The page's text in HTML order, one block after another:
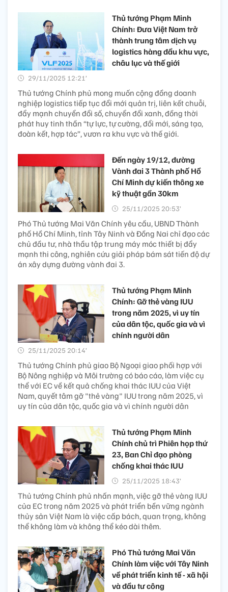
Thủ tướng Phạm Minh
Chính: Đưa Việt Nam trở
thành trung tâm dịch vụ
logistics hàng đầu khu vực,
châu lục và thế giới
29/11/2025 12:21’
Thủ tướng Chính phủ mong muốn cộng đồng doanh
nghiệp logistics tiếp tục đổi mới quản trị, liên kết chuỗi,
đẩy mạnh chuyển đổi số, chuyển đổi xanh, đồng thời
phát huy tinh thần “tự lực, tự cường, đổi mới, sáng tạo,
đoàn kết, hợp tác”, vươn ra khu vực và thế giới.
Đến ngày 19/12, đường
Vành đai 3 Thành phố Hồ
Chí Minh dự kiến thông xe
kỹ thuật gần 30km
25/11/2025 20:53’
Phó Thủ tướng Mai Văn Chính yêu cầu, UBND Thành
phố Hồ Chí Minh, tỉnh Tây Ninh và Đồng Nai chỉ đạo các
chủ đầu tư, nhà thầu tập trung máy móc thiết bị đẩy
mạnh thi công, nghiên cứu giải pháp bám sát tiến độ dự
án xây dựng đường vành đai 3.
Thủ tướng Phạm Minh
Chính: Gỡ thẻ vàng IUU
trong năm 2025, vì uy tín
của dân tộc, quốc gia và vì
chính người dân
25/11/2025 20:14’
Thủ tướng Chính phủ giao Bộ Ngoại giao phối hợp với
Bộ Nông nghiệp và Môi trường có báo cáo, làm việc cụ
thể với EC về kết quả chống khai thác IUU của Việt
Nam, quyết tâm gỡ "thẻ vàng" IUU trong năm 2025, vì
uy tín của dân tộc, quốc gia và vì chính người dân
Thủ tướng Phạm Minh
Chính chủ trì Phiên họp thứ
23, Ban Chỉ đạo phòng
chống khai thác IUU
25/11/2025 18:43’
Thủ tướng Chính phủ nhấn mạnh, việc gỡ thẻ vàng IUU
của EC trong năm 2025 và phát triển bền vững ngành
thủy sản Việt Nam là việc cấp bách, quan trọng, không
thể không làm và không thể kéo dài thêm.
Phó Thủ tướng Mai Văn
Chính làm việc với Tây Ninh
về phát triển kinh tế - xã hội
và đầu tư công